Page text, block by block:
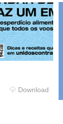
Download